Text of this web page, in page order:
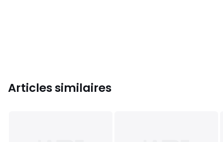
Articles similaires